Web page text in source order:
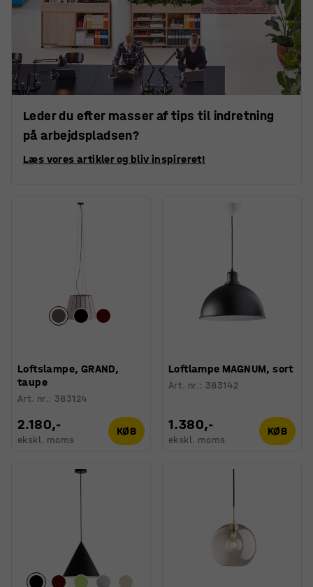
Leder du efter masser af tips til indretning
på arbejdspladsen?
Læs vores artikler og bliv inspireret!
Loftslampe, GRAND,
taupe
Art. nr.: 383124
2.180,-
ekskl. moms
KØB
Loftlampe MAGNUM, sort
Art. nr.: 383142
1.380,-
ekskl. moms
KØB